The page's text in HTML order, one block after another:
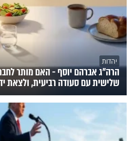
יהדות
הרה"ג אברהם יוסף - האם מותר
שלישית עם סעודה רביעית, ולצאת